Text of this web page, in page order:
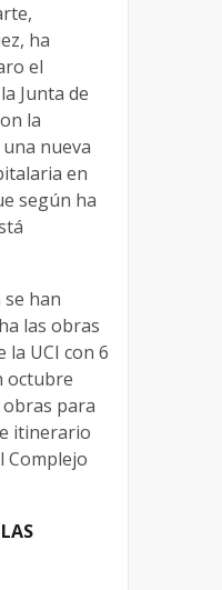
ha
el
Junta de
la
nueva
en
según ha
han
las obras
la UCI con 6
octubre
para
itinerario
Complejo